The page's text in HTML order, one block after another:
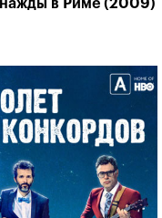
в Риме (2009)